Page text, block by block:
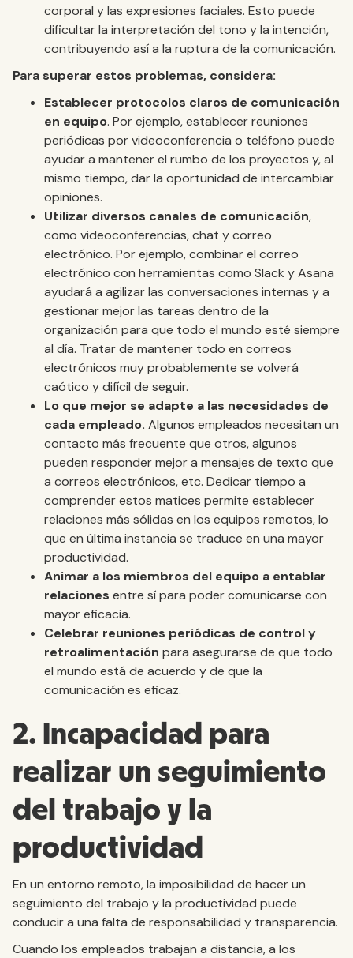
corporal y las expresiones faciales. Esto puede
dificultar la interpretación del tono y la intención,
contribuyendo así a la ruptura de la comunicación.
Para superar estos problemas, considera:
Establecer protocolos claros de comunicación
en equipo. Por ejemplo, establecer reuniones
periódicas por videoconferencia o teléfono puede
ayudar a mantener el rumbo de los proyectos y, al
mismo tiempo, dar la oportunidad de intercambiar
opiniones.
Utilizar diversos canales de comunicación,
como videoconferencias, chat y correo
electrónico. Por ejemplo, combinar el correo
electrónico con herramientas como Slack y Asana
ayudará a agilizar las conversaciones internas y a
gestionar mejor las tareas dentro de la
organización para que todo el mundo esté siempre
al día. Tratar de mantener todo en correos
electrónicos muy probablemente se volverá
caótico y difícil de seguir.
Lo que mejor se adapte a las necesidades de
cada empleado. Algunos empleados necesitan un
contacto más frecuente que otros, algunos
pueden responder mejor a mensajes de texto que
a correos electrónicos, etc. Dedicar tiempo a
comprender estos matices permite establecer
relaciones más sólidas en los equipos remotos, lo
que en última instancia se traduce en una mayor
productividad.
Animar a los miembros del equipo a entablar
relaciones entre sí para poder comunicarse con
mayor eficacia.
Celebrar reuniones periódicas de control y
retroalimentación para asegurarse de que todo
el mundo está de acuerdo y de que la
comunicación es eficaz.
2. Incapacidad para
realizar un seguimiento
del trabajo y la
productividad
En un entorno remoto, la imposibilidad de hacer un
seguimiento del trabajo y la productividad puede
conducir a una falta de responsabilidad y transparencia.
Cuando los empleados trabajan a distancia, a los